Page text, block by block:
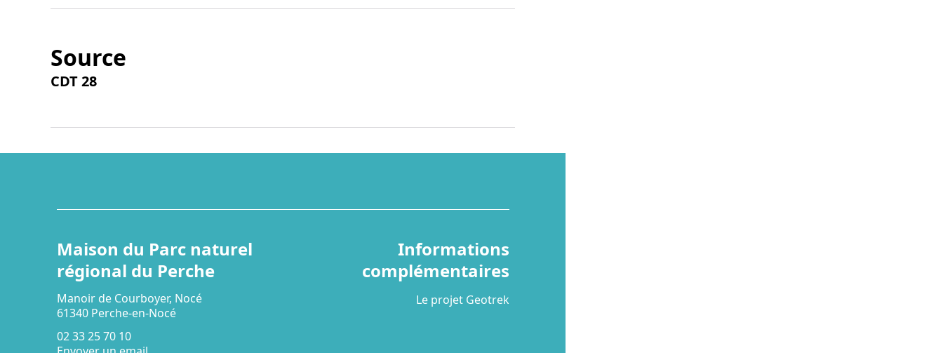
Source
CDT 28
Maison du Parc naturel
régional du Perche
Manoir de Courboyer, Nocé
61340 Perche-en-Nocé
02 33 25 70 10
Informations
complémentaires
Le projet Geotrek